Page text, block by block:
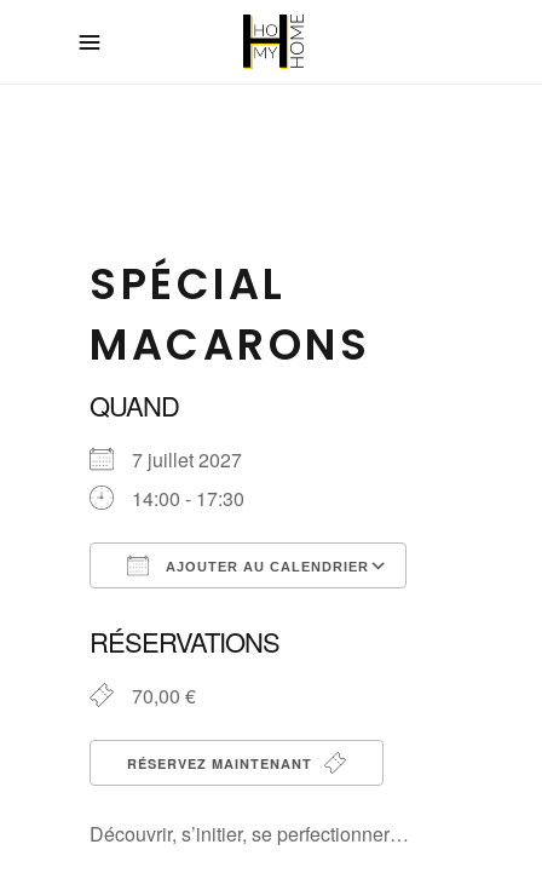
SPÉCIAL
MACARONS
QUAND
7 juillet 2027
14:00 - 17:30
AJOUTER AU CALENDRIER
RÉSERVATIONS
70,00 €
RÉSERVEZ MAINTENANT
Découvrir, s’initier, se perfectionner…